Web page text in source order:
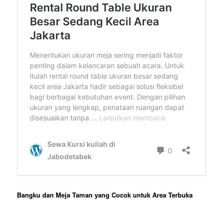
Bangku dan Meja Taman yang Cocok untuk Area Terbuka